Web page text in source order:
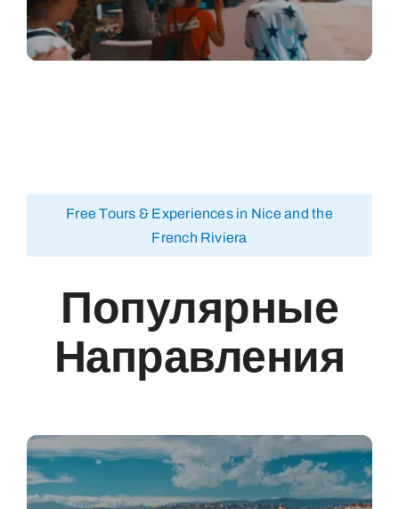
Free Tours & Experiences in Nice and the
French Riviera
Популярные
Направления